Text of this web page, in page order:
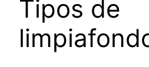
Tipos de